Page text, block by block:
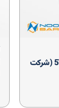
آیفون صوتی مدل 5VR (شرکت